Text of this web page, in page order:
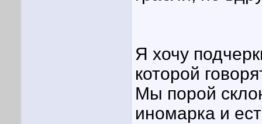
Я хочу
которой
Мы порой
иномарка и